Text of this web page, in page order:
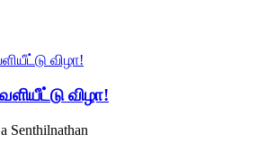
விழா!
Senthilnathan